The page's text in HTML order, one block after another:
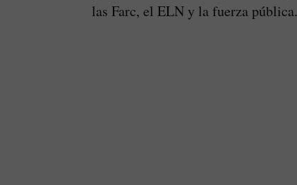
las Farc, el ELN y la fuerza pública.